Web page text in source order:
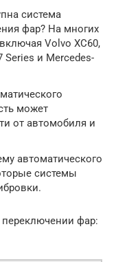
система
фар? На многих
Volvo XC60,
Series и Mercedes-
может
от автомобиля и
автоматического
системы
фар: